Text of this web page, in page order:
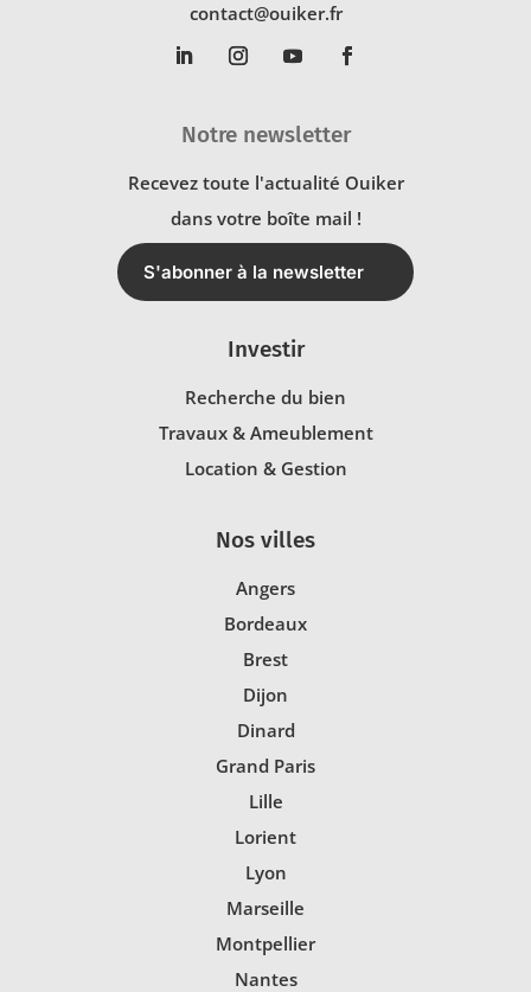
contact@ouiker.fr
Notre newsletter
Recevez toute l'actualité Ouiker
dans votre boîte mail !
S'abonner à la newsletter
Investir
Recherche du bien
Travaux & Ameublement
Location & Gestion
Nos villes
Angers
Bordeaux
Brest
Dijon
Dinard
Grand Paris
Lille
Lorient
Lyon
Marseille
Montpellier
Nantes